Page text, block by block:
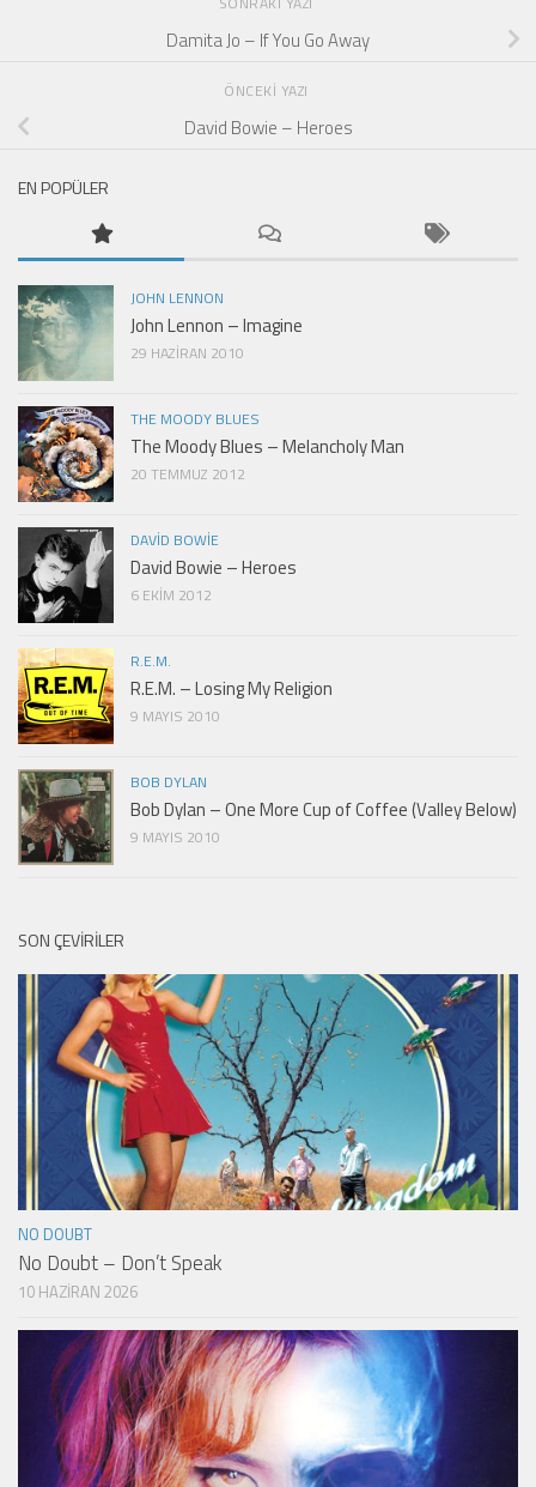
Damita Jo – If You Go Away
ÖNCEKI YAZI
David Bowie – Heroes
EN POPÜLER
JOHN LENNON
John Lennon – Imagine
29 HAZIRAN 2010
THE MOODY BLUES
The Moody Blues – Melancholy Man
20 TEMMUZ 2012
DAVID BOWIE
David Bowie – Heroes
6 EKIM 2012
R.E.M.
R.E.M. – Losing My Religion
9 MAYIS 2010
BOB DYLAN
Bob Dylan – One More Cup of Coffee (Valley Below)
9 MAYIS 2010
SON ÇEVIRILER
NO DOUBT
No Doubt – Don’t Speak
10 HAZIRAN 2026